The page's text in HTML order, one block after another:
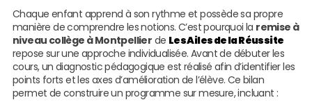
Chaque enfant apprend à son rythme et possède sa propre
manière de comprendre les notions. C’est pourquoi la remise à
niveau collège à Montpellier de Les Ailes de la Réussite
repose sur une approche individualisée. Avant de débuter les
cours, un diagnostic pédagogique est réalisé afin d’identifier les
points forts et les axes d’amélioration de l’élève. Ce bilan
permet de construire un programme sur mesure, incluant :